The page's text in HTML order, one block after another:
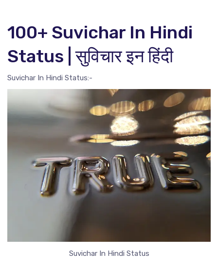
100+ Suvichar In Hindi
Status | सुविचार इन हिंदी
Suvichar In Hindi Status:-
Suvichar In Hindi Status